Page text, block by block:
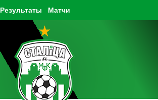
Результаты Матчи